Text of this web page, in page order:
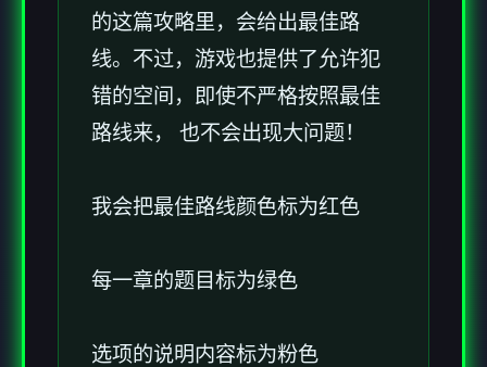
的这篇攻略里，会给出最佳路
线。不过，游戏也提供了允许犯
错的空间，即使不严格按照最佳
路线来， 也不会出现大问题！
我会把最佳路线颜色标为红色
每一章的题目标为绿色
选项的说明内容标为粉色